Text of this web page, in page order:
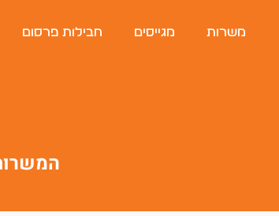
משרות מגייסים חבילות פרסום